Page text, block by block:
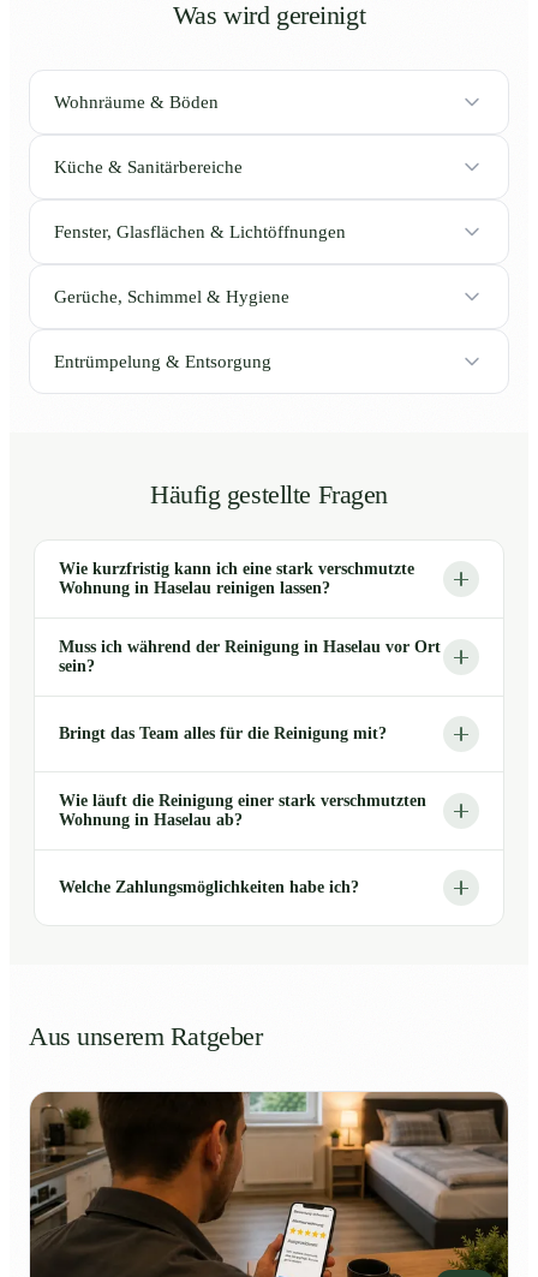
Was wird gereinigt
Wohnräume & Böden
Küche & Sanitärbereiche
Fenster, Glasflächen & Lichtöffnungen
Gerüche, Schimmel & Hygiene
Entrümpelung & Entsorgung
Häufig gestellte Fragen
Wie kurzfristig kann ich eine stark verschmutzte
Wohnung in Haselau reinigen lassen?
Muss ich während der Reinigung in Haselau vor Ort
sein?
Bringt das Team alles für die Reinigung mit?
Wie läuft die Reinigung einer stark verschmutzten
Wohnung in Haselau ab?
Welche Zahlungsmöglichkeiten habe ich?
Aus unserem Ratgeber